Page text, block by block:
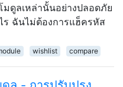
ดูลเหล่านั้นอย่างปลอดภัย
ร ฉันไม่ต้องการแฮ็ครหัส
wishlist compare